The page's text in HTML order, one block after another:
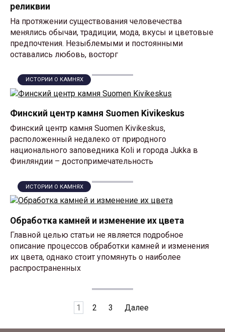
реликвии
На протяжении существования человечества
менялись обычаи, традиции, мода, вкусы и цветовые
предпочтения. Незыблемыми и постоянными
оставались любовь, восторг
ИСТОРИИ О КАМНЯХ
Финский центр камня Suomen Kivikeskus
Финский центр камня Suomen Kivikeskus,
расположенный недалеко от природного
национального заповедника Koli и города Jukka в
Финляндии – достопримечательность
ИСТОРИИ О КАМНЯХ
Обработка камней и изменение их цвета
Главной целью статьи не является подробное
описание процессов обработки камней и изменения
их цвета, однако стоит упомянуть о наиболее
распространенных
1 2 3 Далее